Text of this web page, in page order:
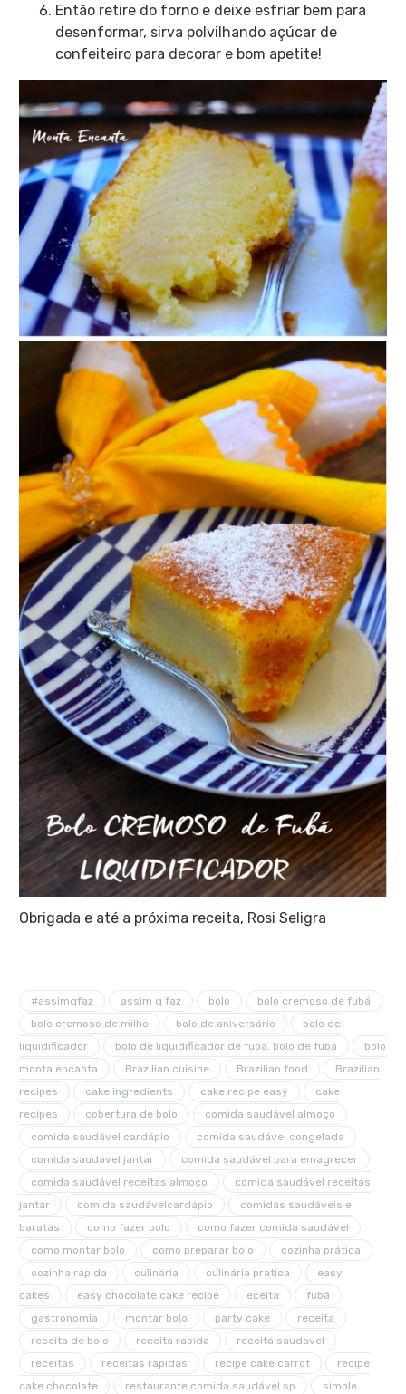
Então retire do forno e deixe esfriar bem para
desenformar, sirva polvilhando açúcar de
confeiteiro para decorar e bom apetite!
Obrigada e até a próxima receita, Rosi Seligra
#assimqfaz assim q faz bolo
bolo cremoso de fubá
bolo cremoso de milho
bolo de aniversário
bolo de
liquidificador
bolo de liquidificador de fubá. bolo de fuba
bolo
monta encanta
Brazilian cuisine Brazilian food
Brazilian
recipes
cake ingredients cake recipe easy
cake
recipes
cobertura de bolo
comida saudável almoço
comida saudável cardápio
comida saudável congelada
comida saudável jantar
comida saudável para emagrecer
comida saudável receitas almoço
comida saudável receitas
jantar
comida saudávelcardápio
comidas saudáveis e
baratas
como fazer bolo
como fazer comida saudável
como montar bolo
como preparar bolo
cozinha prática
cozinha rápida
culinária culinária pratica
easy
cakes
easy chocolate cake recipe eceita
fubá
gastronomia
montar bolo party cake
receita
receita de bolo
receita rapida
receita saudavel
receitas
receitas rápidas recipe cake carrot
recipe
cake chocolate
restaurante comida saudável sp
simple